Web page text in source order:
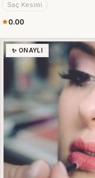
Saç Kesimi
0.00
✨ ONAYLI